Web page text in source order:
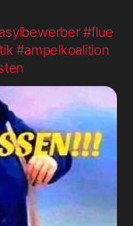
#flue
#ampelkoalition